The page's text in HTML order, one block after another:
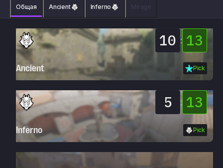
Общая Ancient Inferno
10 : 13
Ancient Pick
5 : 13
Inferno Pick